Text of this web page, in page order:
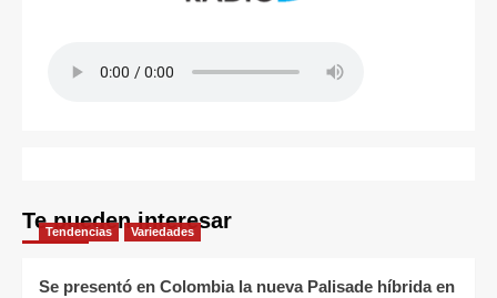
Te pueden interesar
Tendencias Variedades
Se presentó en Colombia la nueva Palisade híbrida en